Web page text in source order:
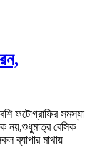
ফটোগ্রাফির সমস্যা
নয়,শুধুমাত্র বেসিক
ব্যাপার মাথায়